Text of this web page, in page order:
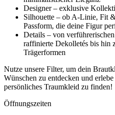
Designer – exklusive
Silhouette – ob A-Linie, Fit
Passform, die deine Figur
Details – von
raffinierte Dekolletés bis hin
Trägerformen
Nutze unsere Filter, um dein
Wünschen zu entdecken und
persönliches Traumkleid zu finden!
Öffnungszeiten